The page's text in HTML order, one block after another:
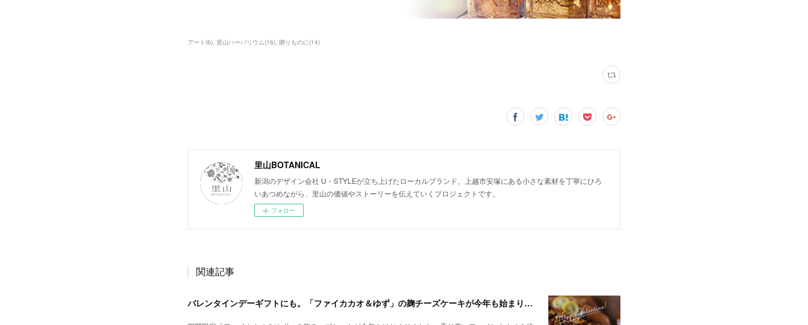
アート(6) 里山ハーバリウム(16) 贈りものに(14)
里山BOTANICAL
新潟のデザイン会社 U・STYLEが立ち上げたローカルブランド。上越市安塚にある小さな素材を丁寧にひろ
いあつめながら、里山の価値やストーリーを伝えていくプロジェクトです。
フォロー
関連記事
バレンタインデーギフトにも。「ファイカカオ＆ゆず」の麹チーズケーキが今年も始まりました。